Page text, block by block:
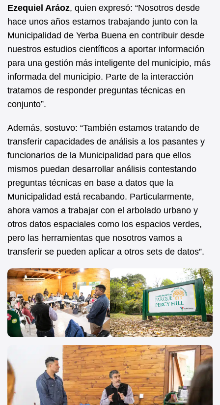
Ezequiel Aráoz, quien expresó: “Nosotros desde
hace unos años estamos trabajando junto con la
Municipalidad de Yerba Buena en contribuir desde
nuestros estudios científicos a aportar información
para una gestión más inteligente del municipio, más
informada del municipio. Parte de la interacción
tratamos de responder preguntas técnicas en
conjunto”.
Además, sostuvo: “También estamos tratando de
transferir capacidades de análisis a los pasantes y
funcionarios de la Municipalidad para que ellos
mismos puedan desarrollar análisis contestando
preguntas técnicas en base a datos que la
Municipalidad está recabando. Particularmente,
ahora vamos a trabajar con el arbolado urbano y
otros datos espaciales como los espacios verdes,
pero las herramientas que nosotros vamos a
transferir se pueden aplicar a otros sets de datos”.